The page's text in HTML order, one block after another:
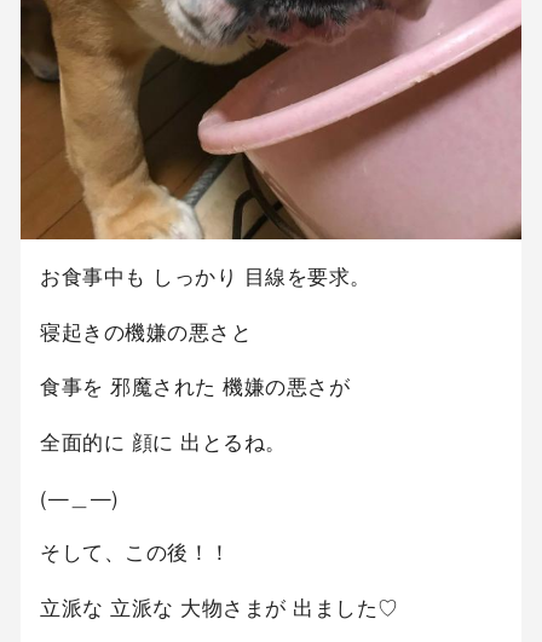
お食事中も しっかり 目線を要求。
寝起きの機嫌の悪さと
食事を 邪魔された 機嫌の悪さが
全面的に 顔に 出とるね。
(—＿—)
そして、この後！！
立派な 立派な 大物さまが 出ました♡